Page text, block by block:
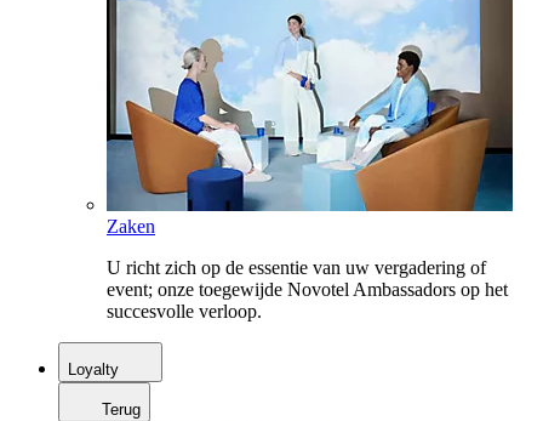
Zaken
U richt zich op de essentie van uw vergadering of
event; onze toegewijde Novotel Ambassadors op het
succesvolle verloop.
Loyalty
Terug